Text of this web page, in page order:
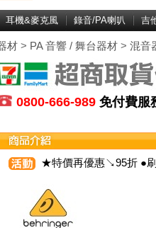
耳機&麥克風 錄音/PA喇叭 吉
材 > PA 音響 / 舞台器材 > 混音
0800-666-989 免付費
★特價再優惠↘95折 ●